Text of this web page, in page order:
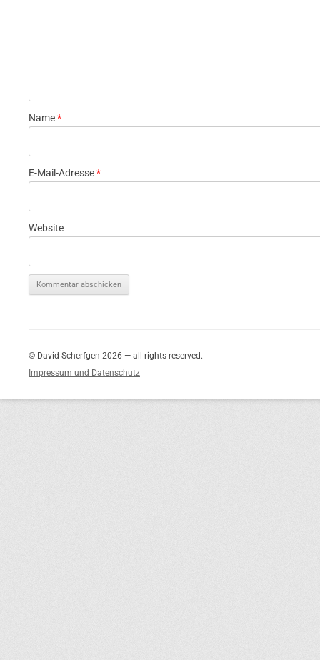
Name*
E-Mail-Adresse*
Website
© David Scherfgen 2026 — all rights reserved.
Impressum und Datenschutz